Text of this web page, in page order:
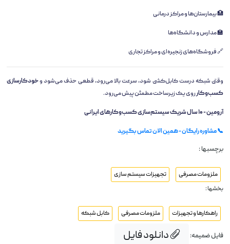
🏥 بیمارستان‌ها و مراکز درمانی
🏫 مدارس و دانشگاه‌ها
🔗 فروشگاه‌های زنجیره‌ای و مراکز تجاری
وقتی شبکه درست کابل‌کشی شود، سرعت بالا می‌رود، قطعی حذف می‌شود وخودکارسازی
کسب‌وکارروی یک زیرساخت مطمئن پیش می‌رود.
آرومین - ۱۰ سال شریک سیستم‌سازی کسب‌وکارهای ایرانی
📞 مشاوره رایگان - همین الان تماس بگیرید
برچسبها :
ملزومات مصرفی
تجهیزات سیستم سازی
بخشها :
راهکارها و تجهیزات ملزومات مصرفی کابل شبکه
فایل ضمیمه: دانلود فایل